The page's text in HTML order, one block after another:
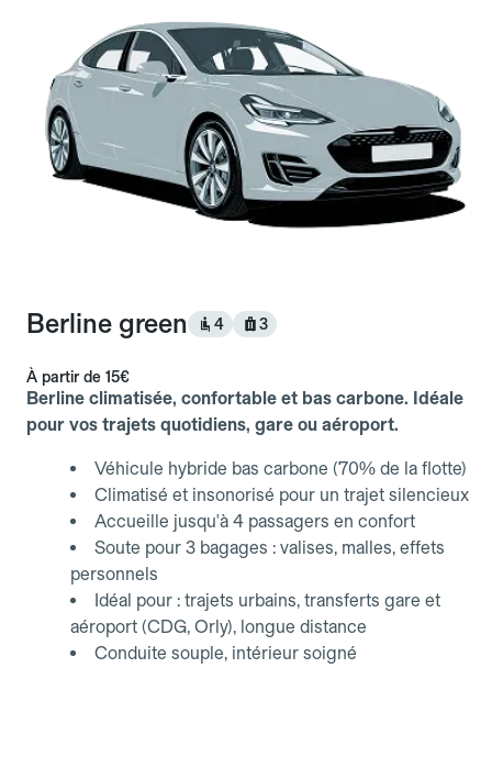
Berline green 4 3
À partir de 15€
Berline climatisée, confortable et bas carbone. Idéale
pour vos trajets quotidiens, gare ou aéroport.
Véhicule hybride bas carbone (70% de la flotte)
Climatisé et insonorisé pour un trajet silencieux
Accueille jusqu'à 4 passagers en confort
Soute pour 3 bagages : valises, malles, effets
personnels
Idéal pour : trajets urbains, transferts gare et
aéroport (CDG, Orly), longue distance
Conduite souple, intérieur soigné